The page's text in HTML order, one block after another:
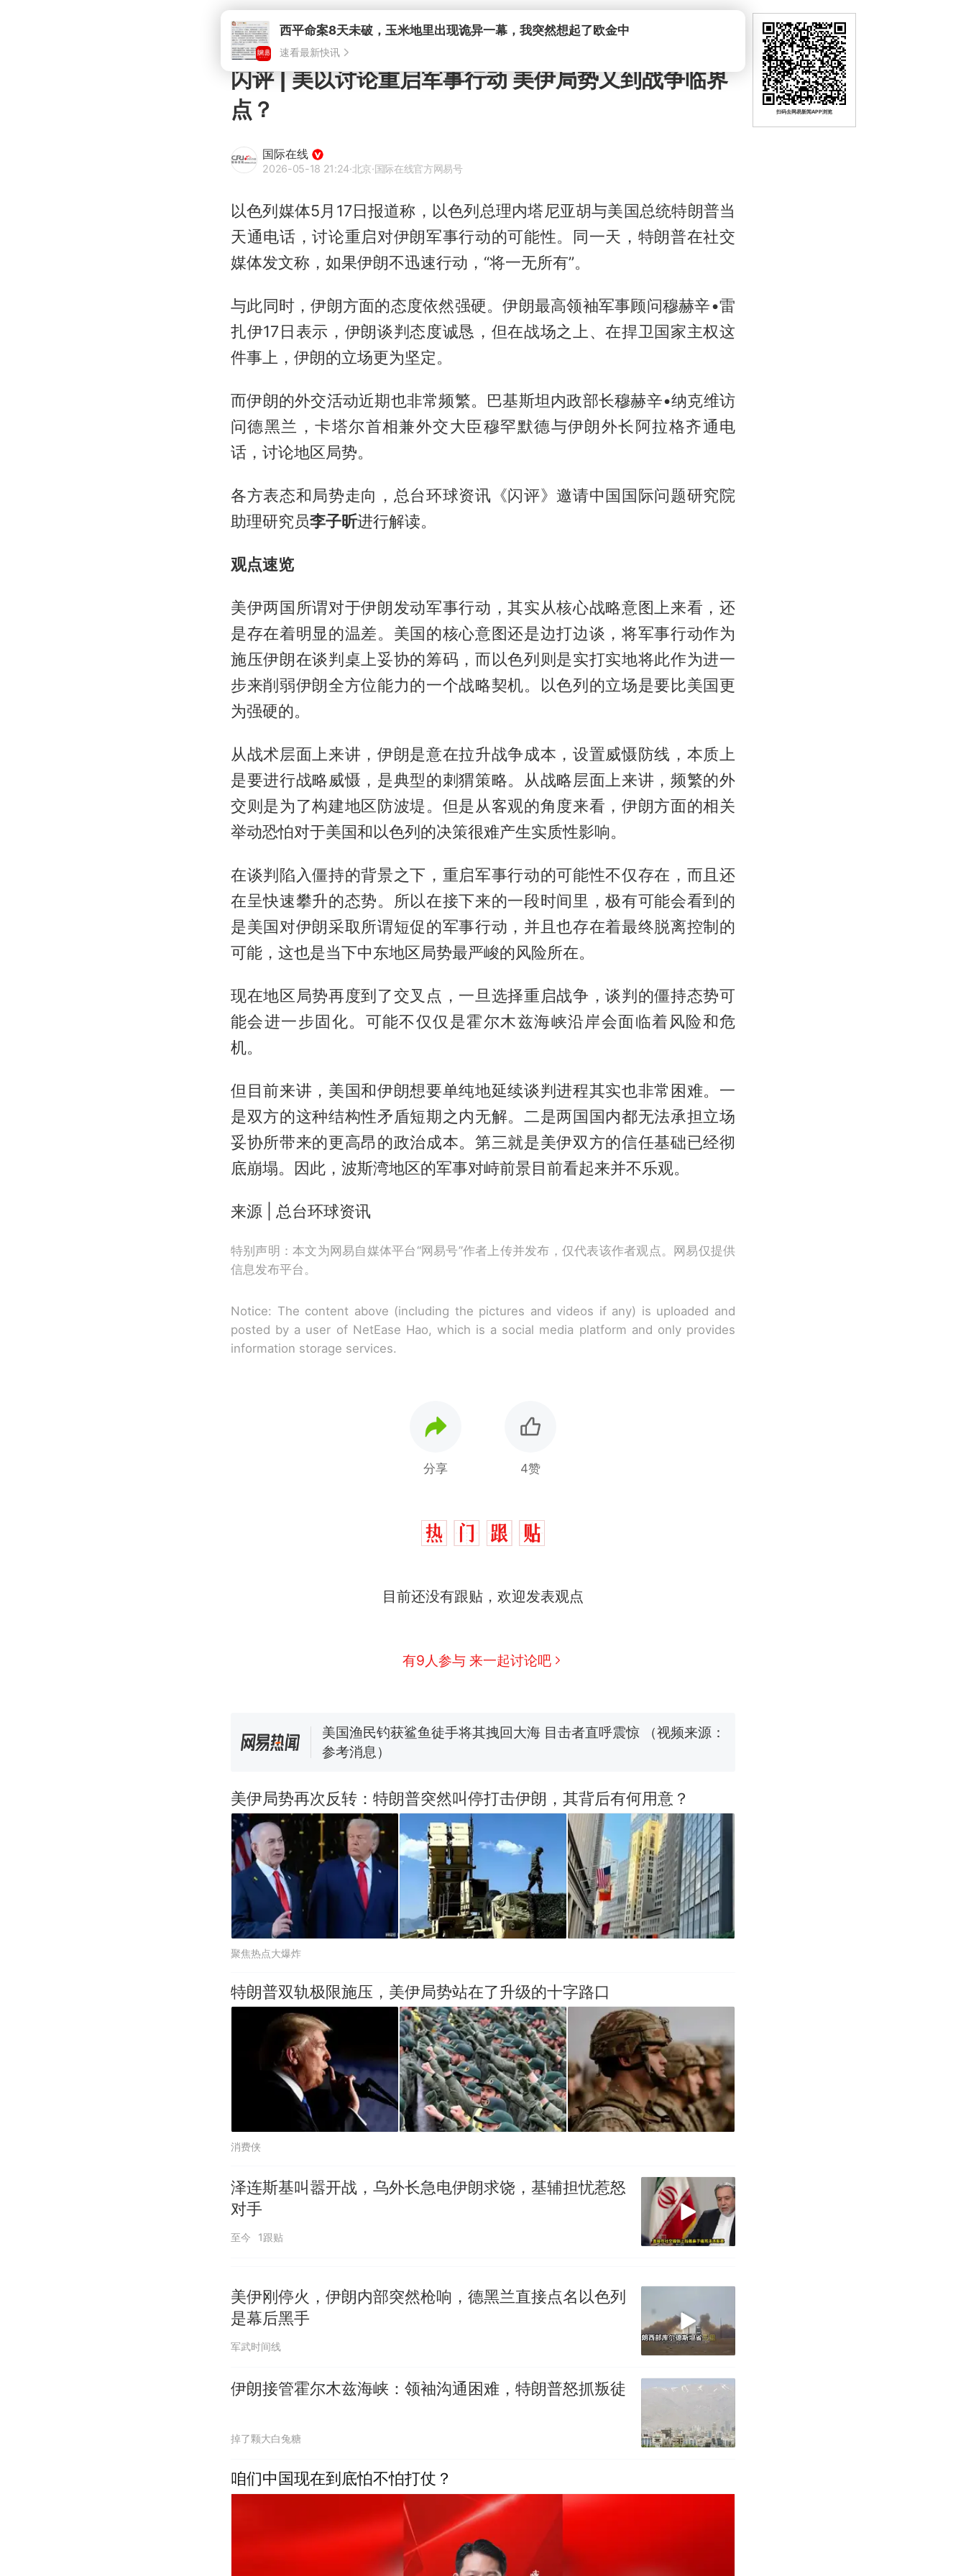
西平命案8天未破，玉米地里出现诡异一幕，我突然想起了欧金中
速看最新快讯
闪评 | 美以讨论重启军事行动 美伊局势又到战争临界
点？
国际在线
2026-05-18 21:24·北京·国际在线官方网易号
以色列媒体5月17日报道称，以色列总理内塔尼亚胡与美国总统特朗普当
天通电话，讨论重启对伊朗军事行动的可能性。同一天，特朗普在社交
媒体发文称，如果伊朗不迅速行动，“将一无所有”。
与此同时，伊朗方面的态度依然强硬。伊朗最高领袖军事顾问穆赫辛•雷
扎伊17日表示，伊朗谈判态度诚恳，但在战场之上、在捍卫国家主权这
件事上，伊朗的立场更为坚定。
而伊朗的外交活动近期也非常频繁。巴基斯坦内政部长穆赫辛•纳克维访
问德黑兰，卡塔尔首相兼外交大臣穆罕默德与伊朗外长阿拉格齐通电
话，讨论地区局势。
各方表态和局势走向，总台环球资讯《闪评》邀请中国国际问题研究院
助理研究员李子昕进行解读。
观点速览
美伊两国所谓对于伊朗发动军事行动，其实从核心战略意图上来看，还
是存在着明显的温差。美国的核心意图还是边打边谈，将军事行动作为
施压伊朗在谈判桌上妥协的筹码，而以色列则是实打实地将此作为进一
步来削弱伊朗全方位能力的一个战略契机。以色列的立场是要比美国更
为强硬的。
从战术层面上来讲，伊朗是意在拉升战争成本，设置威慑防线，本质上
是要进行战略威慑，是典型的刺猬策略。从战略层面上来讲，频繁的外
交则是为了构建地区防波堤。但是从客观的角度来看，伊朗方面的相关
举动恐怕对于美国和以色列的决策很难产生实质性影响。
在谈判陷入僵持的背景之下，重启军事行动的可能性不仅存在，而且还
在呈快速攀升的态势。所以在接下来的一段时间里，极有可能会看到的
是美国对伊朗采取所谓短促的军事行动，并且也存在着最终脱离控制的
可能，这也是当下中东地区局势最严峻的风险所在。
现在地区局势再度到了交叉点，一旦选择重启战争，谈判的僵持态势可
能会进一步固化。可能不仅仅是霍尔木兹海峡沿岸会面临着风险和危
机。
但目前来讲，美国和伊朗想要单纯地延续谈判进程其实也非常困难。一
是双方的这种结构性矛盾短期之内无解。二是两国国内都无法承担立场
妥协所带来的更高昂的政治成本。第三就是美伊双方的信任基础已经彻
底崩塌。因此，波斯湾地区的军事对峙前景目前看起来并不乐观。
来源 | 总台环球资讯
特别声明：本文为网易自媒体平台“网易号”作者上传并发布，仅代表该作者观点。网易仅提供
信息发布平台。
Notice: The content above (including the pictures and videos if any) is uploaded and
posted by a user of NetEase Hao, which is a social media platform and only provides
information storage services.
分享 4赞
目前还没有跟贴，欢迎发表观点
有9人参与 来一起讨论吧
那个在床头放菜刀的女孩，因老师一句“跟我回家”改写了人生
制裁瓜子饺子，美国怕什么？
男子上山采菌偶然发现鸡枞菌窝，原地守1天等它长大：挖了140多
笔试第一被第二名传话劝弃考 官方通报
美伊局势再次反转：特朗普突然叫停打击伊朗，其背后有何用意？
聚焦热点大爆炸
特朗普双轨极限施压，美伊局势站在了升级的十字路口
消费侠
泽连斯基叫嚣开战，乌外长急电伊朗求饶，基辅担忧惹怒
对手
至今 1跟贴
美伊刚停火，伊朗内部突然枪响，德黑兰直接点名以色列
是幕后黑手
军武时间线
伊朗接管霍尔木兹海峡：领袖沟通困难，特朗普怒抓叛徒
掉了颗大白兔糖
咱们中国现在到底怕不怕打仗？
扫码去网易新闻APP浏览